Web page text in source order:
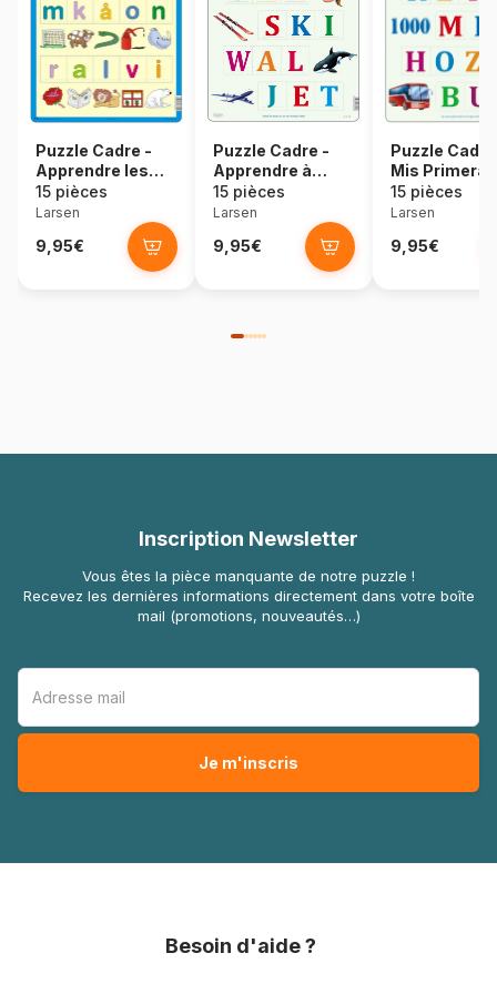
Puzzle Cadre -
Apprendre les
Lettres (en
Norvégien)
15 pièces
Larsen
9,95€
Puzzle Cadre -
Apprendre à
épeler (en
Allemand)
15 pièces
Larsen
9,95€
Puzzle
Mis Primeras
Palabras (en
Espagnol)
15 pièces
Larsen
9,95€
Inscription Newsletter
Vous êtes la pièce manquante de notre puzzle !
Recevez les dernières informations directement dans votre boîte
mail (promotions, nouveautés…)
Besoin d'aide ?